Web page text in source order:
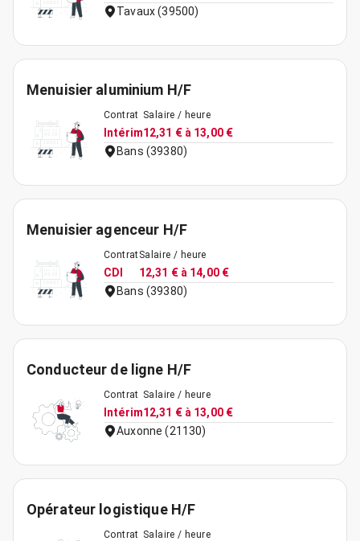
Tavaux (39500)
Menuisier aluminium H/F
Contrat
Intérim
Salaire / heure
12,31 € à 13,00 €
Bans (39380)
Menuisier agenceur H/F
Contrat
CDI
Salaire / heure
12,31 € à 14,00 €
Bans (39380)
Conducteur de ligne H/F
Contrat
Intérim
Salaire / heure
12,31 € à 13,00 €
Auxonne (21130)
Opérateur logistique H/F
Contrat Salaire / heure